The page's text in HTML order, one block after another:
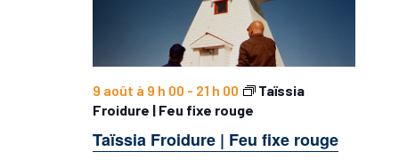
Taïssia Froidure | Feu fixe rouge
9 août à 9 h 00 - 21 h 00
Taïssia
Froidure | Feu fixe rouge